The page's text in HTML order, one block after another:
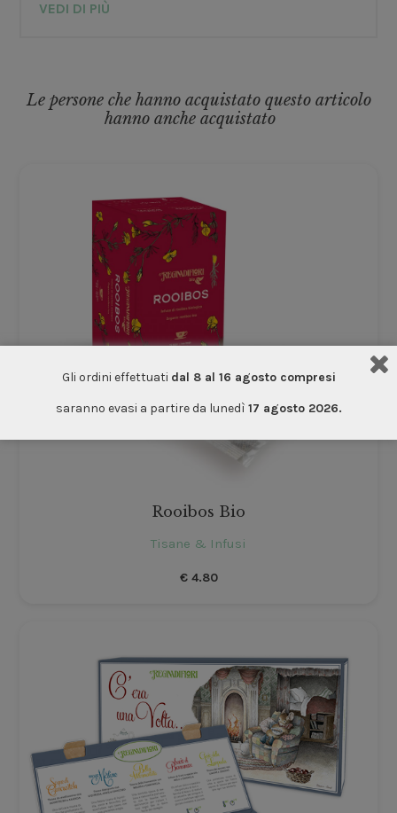
VEDI DI PIÙ
Le persone che hanno acquistato questo articolo
hanno anche acquistato
Rooibos Bio
Tisane & Infusi
€4.80
Gli ordini effettuati dal 8 al 16 agosto compresi
saranno evasi a partire da lunedì 17 agosto 2026.